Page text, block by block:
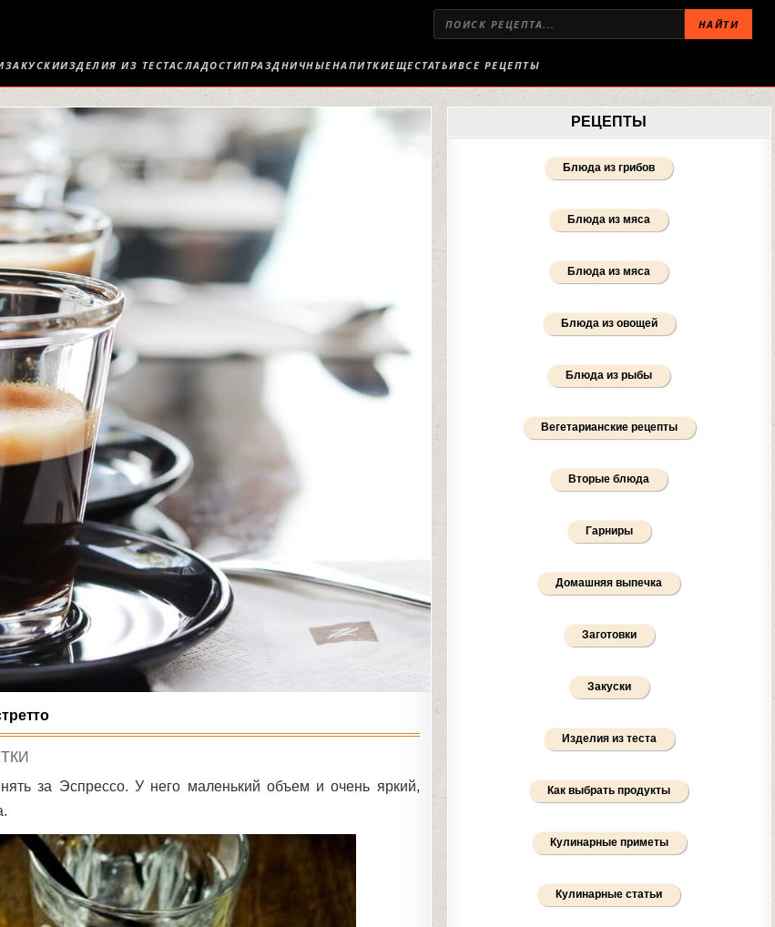
НАЙТИ
ЗАКУСКИИЗДЕЛИЯ ИЗ ТЕСТАСЛАДОСТИПРАЗДНИЧНЫЕНАПИТКИЕЩЕСТАТЬИВСЕ РЕЦЕПТЫ
за Эспрессо. У него маленький объем и очень яркий,
РЕЦЕПТЫ
Блюда из грибов
Блюда из мяса
Блюда из мяса
Блюда из овощей
Блюда из рыбы
Вегетарианские рецепты
Вторые блюда
Гарниры
Домашняя выпечка
Заготовки
Закуски
Изделия из теста
Как выбрать продукты
Кулинарные приметы
Кулинарные статьи